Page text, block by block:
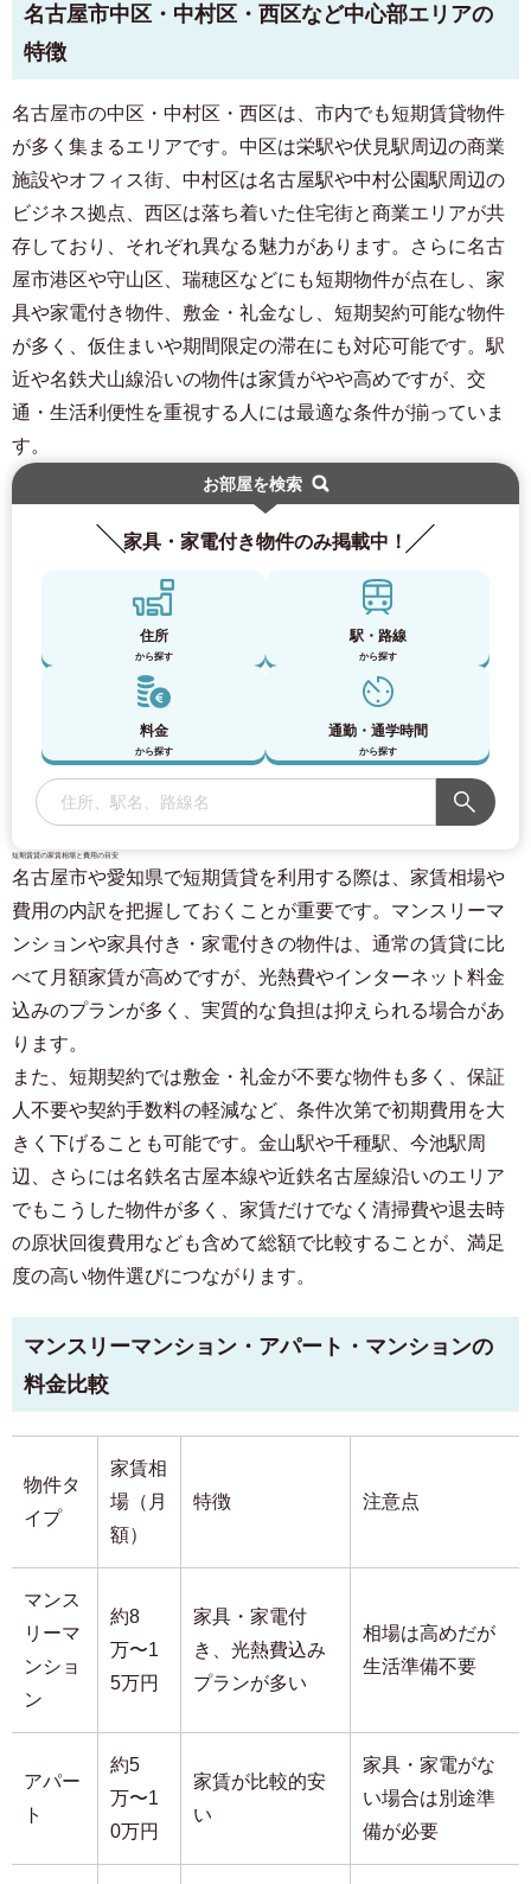
名古屋市中区・中村区・西区など中心部エリアの
特徴
名古屋市の中区・中村区・西区は、市内でも短期賃貸物件
が多く集まるエリアです。中区は栄駅や伏見駅周辺の商業
施設やオフィス街、中村区は名古屋駅や中村公園駅周辺の
ビジネス拠点、西区は落ち着いた住宅街と商業エリアが共
存しており、それぞれ異なる魅力があります。さらに名古
屋市港区や守山区、瑞穂区などにも短期物件が点在し、家
具や家電付き物件、敷金・礼金なし、短期契約可能な物件
が多く、仮住まいや期間限定の滞在にも対応可能です。駅
近や名鉄犬山線沿いの物件は家賃がやや高めですが、交
通・生活利便性を重視する人には最適な条件が揃っていま
す。
お部屋を検索
家具・家電付き物件のみ掲載中！
住所
から探す
駅・路線
から探す
料金
から探す
通勤・通学時間
から探す
短期賃貸の家賃相場と費用の目安
名古屋市や愛知県で短期賃貸を利用する際は、家賃相場や
費用の内訳を把握しておくことが重要です。マンスリーマ
ンションや家具付き・家電付きの物件は、通常の賃貸に比
べて月額家賃が高めですが、光熱費やインターネット料金
込みのプランが多く、実質的な負担は抑えられる場合があ
ります。
また、短期契約では敷金・礼金が不要な物件も多く、保証
人不要や契約手数料の軽減など、条件次第で初期費用を大
きく下げることも可能です。金山駅や千種駅、今池駅周
辺、さらには名鉄名古屋本線や近鉄名古屋線沿いのエリア
でもこうした物件が多く、家賃だけでなく清掃費や退去時
の原状回復費用なども含めて総額で比較することが、満足
度の高い物件選びにつながります。
マンスリーマンション・アパート・マンションの
料金比較
物件タ
イプ
家賃相
場（月
額）
特徴 注意点
マンス
リーマ
ンショ
ン
約8
万〜1
5万円
家具・家電付
き、光熱費込み
プランが多い
相場は高めだが
生活準備不要
アパー
ト
約5
万〜1
0万円
家賃が比較的安
い
家具・家電がな
い場合は別途準
備が必要